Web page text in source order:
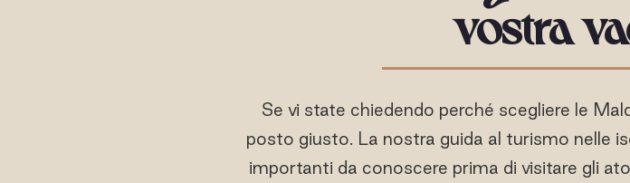
vostra
Se vi state chiedendo perché scegliere le
posto giusto. La nostra guida al turismo nelle
importanti da conoscere prima di visitare gli